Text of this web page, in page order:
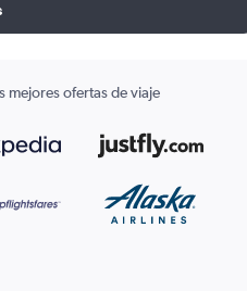
mejores ofertas de viaje